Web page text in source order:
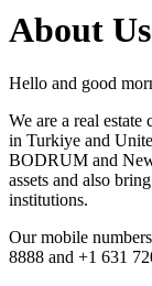
About Us
Hello and good
We are a real
in Turkiye and
BODRUM and
assets and also
institutions.
Our mobile
8888 and +1 631